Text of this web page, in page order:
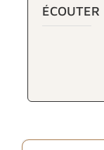
ÉCOUTER